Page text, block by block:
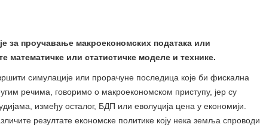
за проучавање макроекономских података или
или статистичке моделе и технике.
симулације или прорачуне последица које би фискална
речима, говоримо о макроекономском приступу, јер су
између осталог, БДП или еволуција цена у економији.
резултате економске политике коју нека земља спроводи.